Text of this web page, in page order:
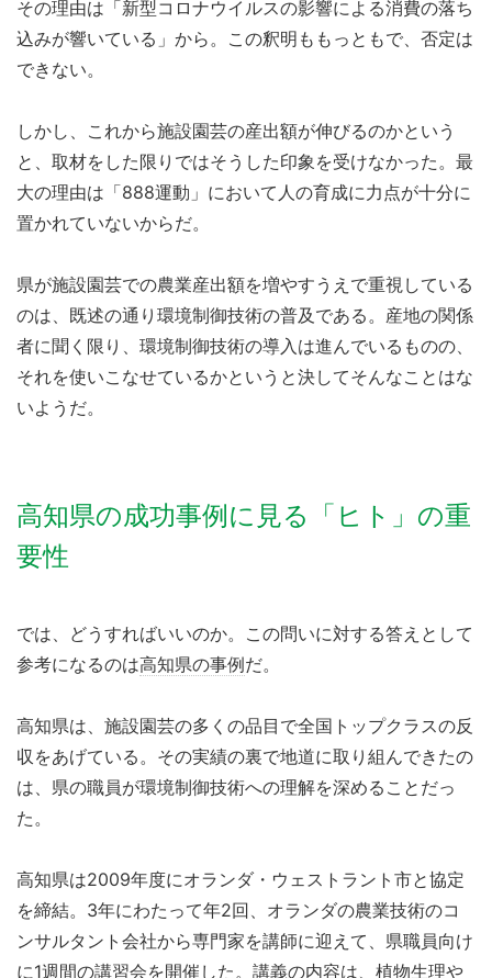
その理由は「新型コロナウイルスの影響による消費の落ち
込みが響いている」から。この釈明ももっともで、否定は
できない。
しかし、これから施設園芸の産出額が伸びるのかという
と、取材をした限りではそうした印象を受けなかった。最
大の理由は「888運動」において人の育成に力点が十分に
置かれていないからだ。
県が施設園芸での農業産出額を増やすうえで重視している
のは、既述の通り環境制御技術の普及である。産地の関係
者に聞く限り、環境制御技術の導入は進んでいるものの、
それを使いこなせているかというと決してそんなことはな
いようだ。
高知県の成功事例に見る「ヒト」の重
要性
では、どうすればいいのか。この問いに対する答えとして
参考になるのは高知県の事例だ。
高知県は、施設園芸の多くの品目で全国トップクラスの反
収をあげている。その実績の裏で地道に取り組んできたの
は、県の職員が環境制御技術への理解を深めることだっ
た。
高知県は2009年度にオランダ・ウェストラント市と協定
を締結。3年にわたって年2回、オランダの農業技術のコ
ンサルタント会社から専門家を講師に迎えて、県職員向け
に1週間の講習会を開催した。講義の内容は、植物生理や